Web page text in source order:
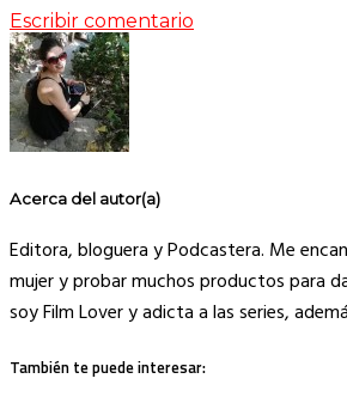
Escribir comentario
Acerca del autor(a)
Editora, bloguera y Podcastera. Me
mujer y probar muchos productos para
soy Film Lover y adicta a las series,
También te puede interesar: